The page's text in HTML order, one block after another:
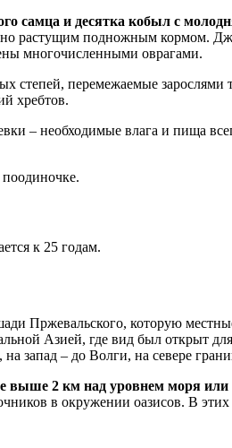
самца и десятка кобыл с
растущим подножным кормом.
многочисленными оврагами.
перемежаемые зарослями
хребтов.
– необходимые влага и пища
к 25 годам.
Пржевальского, которую
Азией, где вид был открыт
запад – до Волги, на севере
выше 2 км над уровнем моря или
в окружении оазисов. В